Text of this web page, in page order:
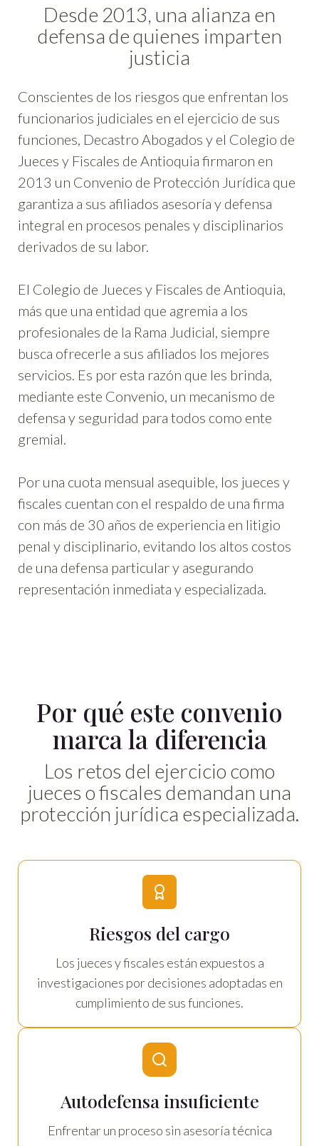
Desde 2013, una alianza en
defensa de quienes imparten
justicia
Conscientes de los riesgos que enfrentan los
funcionarios judiciales en el ejercicio de sus
funciones, Decastro Abogados y el Colegio de
Jueces y Fiscales de Antioquia firmaron en
2013 un Convenio de Protección Jurídica que
garantiza a sus afiliados asesoría y defensa
integral en procesos penales y disciplinarios
derivados de su labor.
El Colegio de Jueces y Fiscales de Antioquia,
más que una entidad que agremia a los
profesionales de la Rama Judicial, siempre
busca ofrecerle a sus afiliados los mejores
servicios. Es por esta razón que les brinda,
mediante este Convenio, un mecanismo de
defensa y seguridad para todos como ente
gremial.
Por una cuota mensual asequible, los jueces y
fiscales cuentan con el respaldo de una firma
con más de 30 años de experiencia en litigio
penal y disciplinario, evitando los altos costos
de una defensa particular y asegurando
representación inmediata y especializada.
Por qué este convenio
marca la diferencia
Los retos del ejercicio como
jueces o fiscales demandan una
protección jurídica especializada.
Riesgos del cargo
Los jueces y fiscales están expuestos a
investigaciones por decisiones adoptadas en
cumplimiento de sus funciones.
Autodefensa insuficiente
Enfrentar un proceso sin asesoría técnica